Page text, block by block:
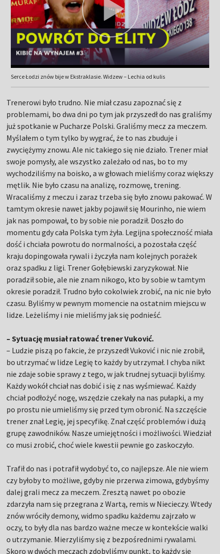
Serce Łodzi znów bije w Ekstraklasie. Widzew – Lechia od kulis
Trenerowi było trudno. Nie miał czasu zapoznać się z
problemami, bo dwa dni po tym jak przyszedł do nas graliśmy
już spotkanie w Pucharze Polski. Graliśmy mecz za meczem.
Myślałem o tym tylko by wygrać, że to nas zbuduje i
zwyciężymy znowu. Ale nic takiego się nie działo. Trener miał
swoje pomysły, ale wszystko zależało od nas, bo to my
wychodziliśmy na boisko, a w głowach mieliśmy coraz większy
mętlik. Nie było czasu na analizę, rozmowę, trening.
Wracaliśmy z meczu i zaraz trzeba się było znowu pakować. W
tamtym okresie nawet jakby pojawił się Mourinho, nie wiem
jak nas pompował, to by sobie nie poradził. Doszło do
momentu gdy cała Polska tym żyła. Legijna społeczność miała
dość i chciała powrotu do normalności, a pozostała część
kraju dopingowała rywali i życzyła nam kolejnych porażek
oraz spadku z ligi. Trener Gołębiewski zaryzykował. Nie
poradził sobie, ale nie znam nikogo, kto by sobie w tamtym
okresie poradził. Trudno było cokolwiek zrobić, na nic nie było
czasu. Byliśmy w pewnym momencie na ostatnim miejscu w
lidze. Leżeliśmy i nie mieliśmy jak się podnieść.
– Sytuację musiał ratować trener Vuković.
– Ludzie piszą po fakcie, że przyszedł Vuković i nic nie zrobił,
bo utrzymać w lidze Legię to każdy by utrzymał. I chyba nikt
nie zdaje sobie sprawy z tego, w jak trudnej sytuacji byliśmy.
Każdy wokół chciał nas dobić i się z nas wyśmiewać. Każdy
chciał podłożyć nogę, wszędzie czekały na nas pułapki, a my
po prostu nie umieliśmy się przed tym obronić. Na szczęście
trener znał Legię, jej specyfikę. Znał część problemów i dużą
grupę zawodników. Nasze umiejętności i możliwości. Wiedział
co musi zrobić, choć wiele kwestii pewnie go zaskoczyło.
Trafił do nas i potrafił wydobyć to, co najlepsze. Ale nie wiem
czy byłoby to możliwe, gdyby nie przerwa zimowa, gdybyśmy
dalej grali mecz za meczem. Zresztą nawet po obozie
zdarzyła nam się przegrana z Wartą, remis w Niecieczy. Wtedy
znów wróciły demony, widmo spadku każdemu zajrzało w
oczy, to były dla nas bardzo ważne mecze w kontekście walki
o utrzymanie. Mierzyliśmy się z bezpośrednimi rywalami.
Skoro w dwóch meczach zdobyliśmy punkt, to każdy się